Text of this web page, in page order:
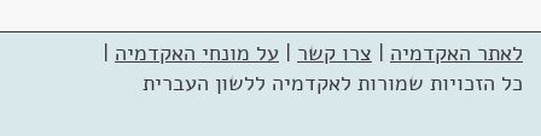
לאתר האקדמיה | צרו קשר | על מונחי האקדמיה |
כל הזכויות שמורות לאקדמיה ללשון העברית